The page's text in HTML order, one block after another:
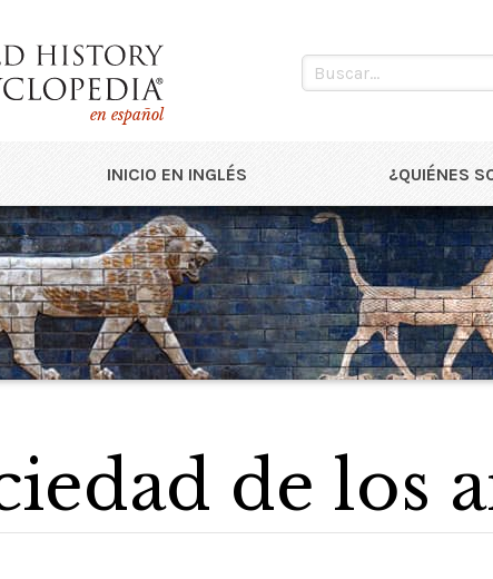
en español
INICIO EN INGLÉS ¿QUIÉNES
de los